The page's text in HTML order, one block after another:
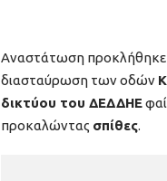
Αναστάτωση προκλήθηκε
διασταύρωση των οδών
δικτύου του ΔΕΔΔΗΕ
προκαλώντας σπίθες.